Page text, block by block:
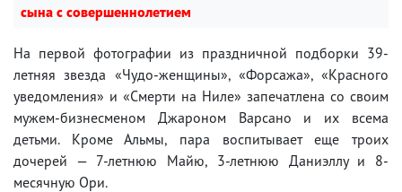
сына с совершеннолетием
На первой фотографии из праздничной подборки 39-
летняя звезда «Чудо-женщины», «Форсажа», «Красного
уведомления» и «Смерти на Ниле» запечатлена со своим
мужем-бизнесменом Джароном Варсано и их всема
детьми. Кроме Альмы, пара воспитывает еще троих
дочерей — 7-летнюю Майю, 3-летнюю Даниэллу и 8-
месячную Ори.